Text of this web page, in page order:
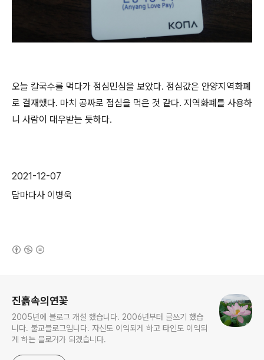
오늘 칼국수를 먹다가 점심민심을 보았다. 점심값은 안양지역화폐
로 결재했다. 마치 공짜로 점심을 먹은 것 같다. 지역화폐를 사용하
니 사람이 대우받는 듯하다.
2021-12-07
담마다사 이병욱
진흙속의연꽃
2005년에 블로그 개설 했습니다. 2006년부터 글쓰기 했습
니다. 불교블로그입니다. 자신도 이익되게 하고 타인도 이익되
게 하는 블로거가 되겠습니다.